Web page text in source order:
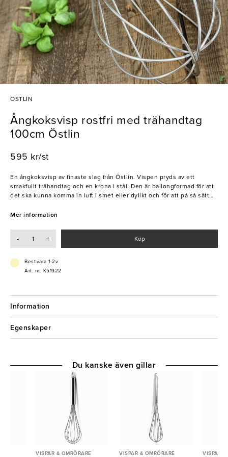
ÖSTLIN
Ångkoksvisp rostfri med trähandtag
100cm Östlin
595 kr/st
En ångkoksvisp av finaste slag från Östlin. Vispen pryds av ett
smakfullt trähandtag och en krona i stål. Den är ballongformad för att
det ska kunna komma in luft i smet eller dylikt och för att på så sätt
hemma på alla bageri och i alla kök.
- Trähandtag
Mer information
- + Köp
Best.vara 1-2v
Art. nr: K51922
Information
Egenskaper
VISPAR & OMRÖRARE VISPAR & OMRÖRARE VISPAR &
Du kanske även gillar